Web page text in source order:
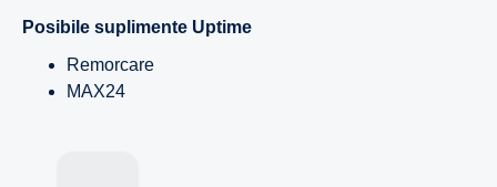
Posibile suplimente Uptime
Remorcare
MAX24